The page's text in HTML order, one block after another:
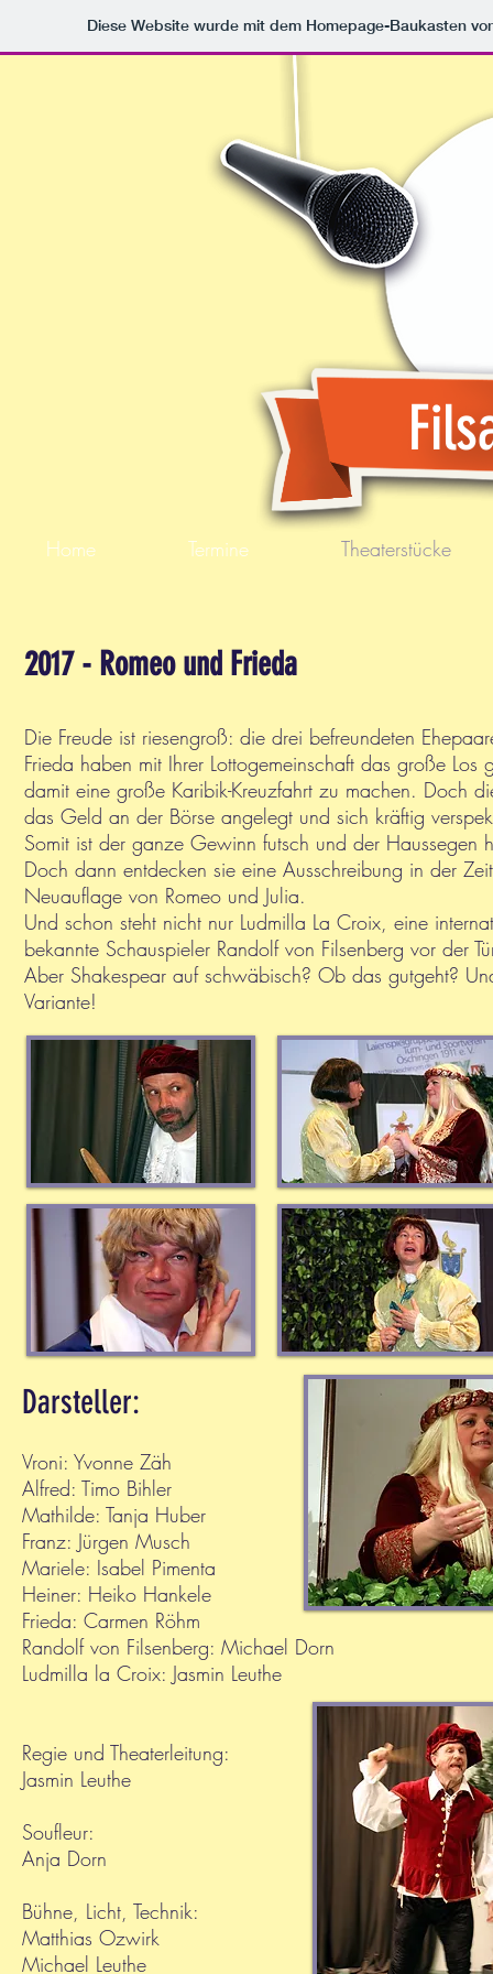
Diese Website wurde mit dem Homepage-Baukasten
Home Termine Theaterstücke
2017 - Romeo und Frieda
Die Freude ist riesengroß: die drei befreundeten
Frieda haben mit Ihrer Lottogemeinschaft das große
damit eine große Karibik-Kreuzfahrt zu machen. Doch
das Geld an der Börse angelegt und sich kräftig
Somit ist der ganze Gewinn futsch und der Haussegen
Doch dann entdecken sie eine Ausschreibung in der
Neuauflage von Romeo und Julia.
Und schon steht nicht nur Ludmilla La Croix, eine
bekannte Schauspieler Randolf von Filsenberg vor der
Aber Shakespear auf schwäbisch? Ob das gutgeht?
Variante!
Darsteller:
Vroni: Yvonne Zäh
Alfred: Timo Bihler
Mathilde: Tanja Huber
Franz: Jürgen Musch
Mariele: Isabel Pimenta
Heiner: Heiko Hankele
Frieda: Carmen Röhm
Randolf von Filsenberg: Michael Dorn
Ludmilla la Croix: Jasmin Leuthe
Regie und Theaterleitung:
Jasmin Leuthe
Soufleur:
Anja Dorn
Bühne, Licht, Technik:
Matthias Ozwirk
Michael Leuthe